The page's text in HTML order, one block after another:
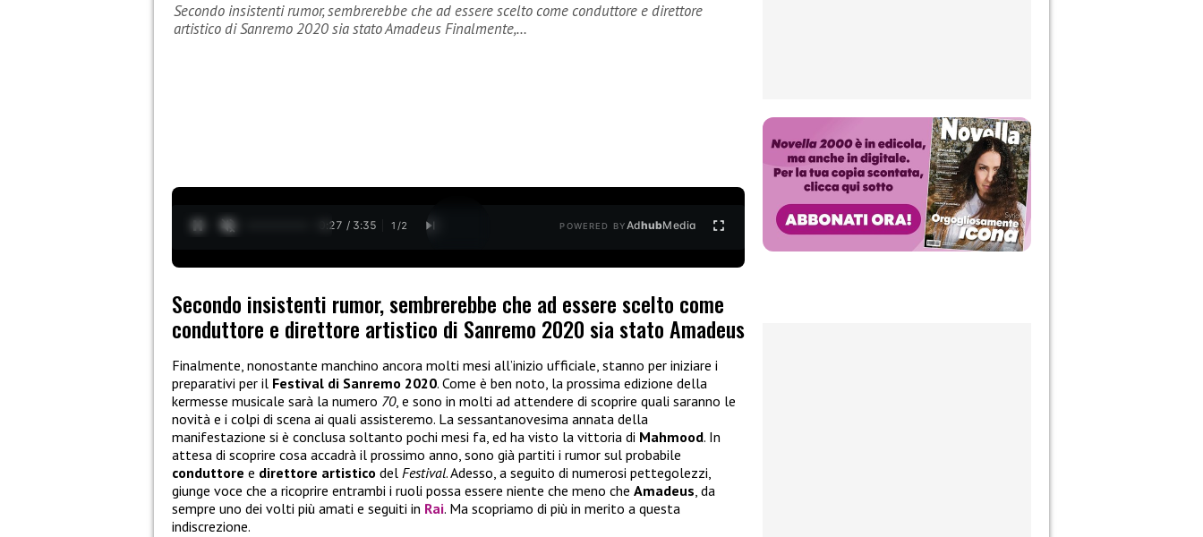
Secondo insistenti rumor, sembrerebbe che ad essere scelto come conduttore e direttore
artistico di Sanremo 2020 sia stato Amadeus Finalmente,…
0:28 / 3:35 1 /2 POWERED BYAdhubMedia
Secondo insistenti rumor, sembrerebbe che ad essere scelto come
conduttore e direttore artistico di Sanremo 2020 sia stato Amadeus
Finalmente, nonostante manchino ancora molti mesi all’inizio ufficiale, stanno per iniziare i
preparativi per il Festival di Sanremo 2020. Come è ben noto, la prossima edizione della
kermesse musicale sarà la numero 70, e sono in molti ad attendere di scoprire quali saranno le
novità e i colpi di scena ai quali assisteremo. La sessantanovesima annata della
manifestazione si è conclusa soltanto pochi mesi fa, ed ha visto la vittoria di Mahmood. In
attesa di scoprire cosa accadrà il prossimo anno, sono già partiti i rumor sul probabile
conduttore e direttore artistico del Festival. Adesso, a seguito di numerosi pettegolezzi,
giunge voce che a ricoprire entrambi i ruoli possa essere niente che meno che Amadeus, da
sempre uno dei volti più amati e seguiti in Rai. Ma scopriamo di più in merito a questa
indiscrezione.